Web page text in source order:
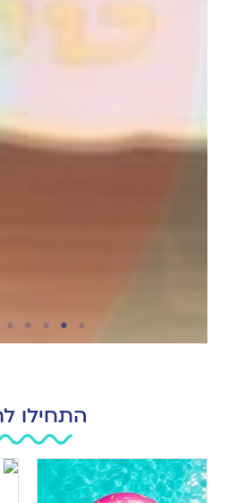
התחילו